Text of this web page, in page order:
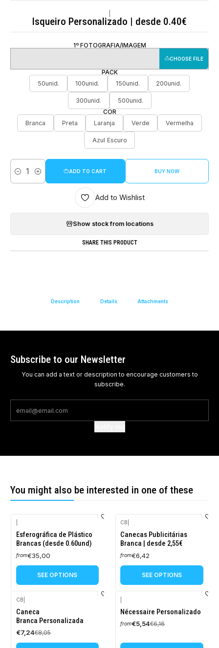
Isqueiro Personalizado | desde 0.40€
1º FOTOGRAFIA/IMAGEM
CHOOSE FILE
PACK
50unid.
100unid. 150unid. 200unid.
300unid.
500unid.
COR
Branca
Preta Laranja Verde Vermelha
Azul Escuro
Quantity
ADD TO CART BUY NOW
Add to Wishlist
Show stock from locations
SHARE THIS PRODUCT
Description Details Attachments
Subscribe to our Newsletter
You can add a text or description to encourage customers to
subscribe.
You might also be interested in one of these
Esferográfica de Plástico
Brancas (desde 0.60und)
from€35,00
SEE OPTIONS
CB
Canecas Publicitárias
Branca | desde 2,55€
from€6,42
SEE OPTIONS
-10%
OFF
CB
Caneca
Branca Personalizada
€7,24€8,05
-10%
OFF
Nécessaire Personalizado
from€5,54€6,16